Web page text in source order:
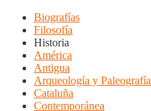
Biografías
Filosofía
Historia
América
Antigua
Arqueología y Paleografía
Cataluña
Contemporánea